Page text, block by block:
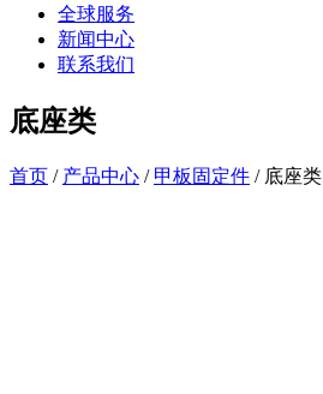
全球服务
新闻中心
联系我们
底座类
首页 / 产品中心 / 甲板固定件 / 底座类